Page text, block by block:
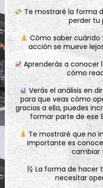
Te mostraré la forma
perder tu
Cómo saber cuándo
acción se mueve
Aprenderás a conocer
cómo
Verás el análisis en
para que veas cómo
gracias a ella, puedes
formar parte de ese
Te mostraré que no
importante es
cambiar
La forma de hacer
necesitar